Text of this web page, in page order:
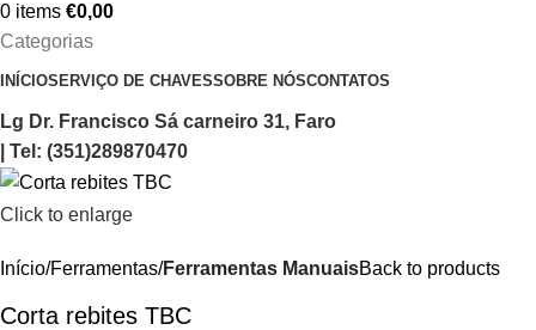
0 items €0,00
Categorias
INÍCIOSERVIÇO DE CHAVESSOBRE NÓSCONTATOS
Lg Dr. Francisco Sá carneiro 31, Faro
| Tel: (351)289870470
Click to enlarge
Início Ferramentas Ferramentas ManuaisBack to products
Corta rebites TBC